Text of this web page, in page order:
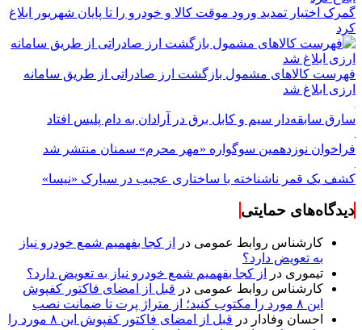
گمرک اختیار تمدید ورود موقت کالا و خودرو را تا پایان شهریور ابلاغ
کرد
فهرست کالاهای مشمول بازگشت ارز صادراتی از طریق سامانه
ارزی ابلاغ شد
سارق سابقه‌دار سیم و کابل برق در آرادان به دام پلیس افتاد
فراخوان نوزدهمین سوگواره «مهر محرم» سمنان منتشر شد
کشف یک قمر ناشناخته با ساختاری عجیب در سیارک «نیسا»
دیدگاه‌های حمایتی
کارشناس روابط عمومی در
از کجا بفهمیم شمع خودرو نیاز
به تعویض دارد؟
تیموری در
از کجا بفهمیم شمع خودرو نیاز به تعویض دارد؟
کارشناس روابط عمومی در قبل از امضای فاکتور کفپوش
این ۸ مورد را مکتوب کنید؛ از متراژ پرت تا ضمانت نصب
احسان وفادار در
قبل از امضای فاکتور کفپوش این ۸ مورد را